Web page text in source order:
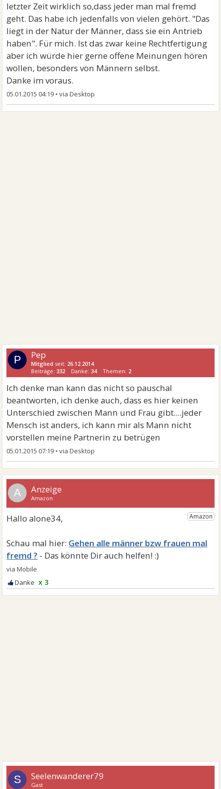
letzter Zeit wirklich so,dass jeder man mal fremd
geht. Das habe ich jedenfalls von vielen gehört. "Das
liegt in der Natur der Männer, dass sie ein Antrieb
haben". Für mich. Ist das zwar keine Rechtfertigung
aber ich würde hier gerne offene Meinungen hören
wollen, besonders von Männern selbst.
Danke im voraus.
05.01.2015 04:19 •
P Pep
Mitglied seit: 26.12.2014
Beiträge:332 Danke:34 Themen: 2
Ich denke man kann das nicht so pauschal
beantworten, ich denke auch, dass es hier keinen
Unterschied zwischen Mann und Frau gibt....jeder
Mensch ist anders, ich kann mir als Mann nicht
vorstellen meine Partnerin zu betrügen
05.01.2015 07:19 •
A
Gehen alle männer bzw frauen mal
fremd ?
x 3
S Seelenwanderer79
Gast